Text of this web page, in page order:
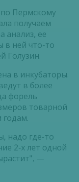
Пермскому
получаем
анализ, ее
в ней что-то
Голузин.
в инкубаторы.
в более
форель
товарной
надо где-то
2-х лет одной
—